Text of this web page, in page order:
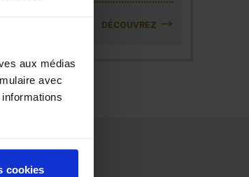
aux médias
avec
cookies
DÉCOUVREZ